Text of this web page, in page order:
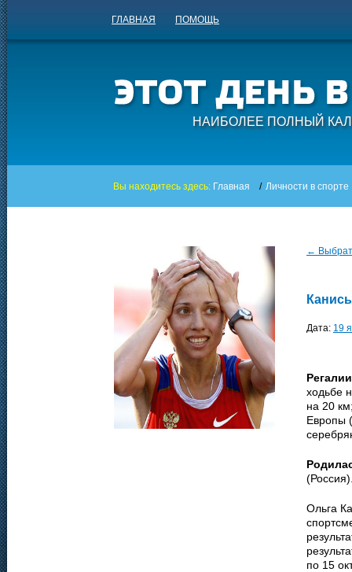
ГЛАВНАЯ ПОМОЩЬ
НАИБОЛЕЕ ПОЛНЫЙ
Вы находитесь здесь: Главная / Личности в спорте
←
Дата: 19
ходьбе
на 20
Европы
Ольга
по 15